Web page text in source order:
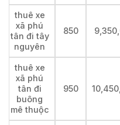
thuê xe
xã phú
tân đi tây
nguyên
850
thuê xe
xã phú
tân đi
buông
mê thuộc
950